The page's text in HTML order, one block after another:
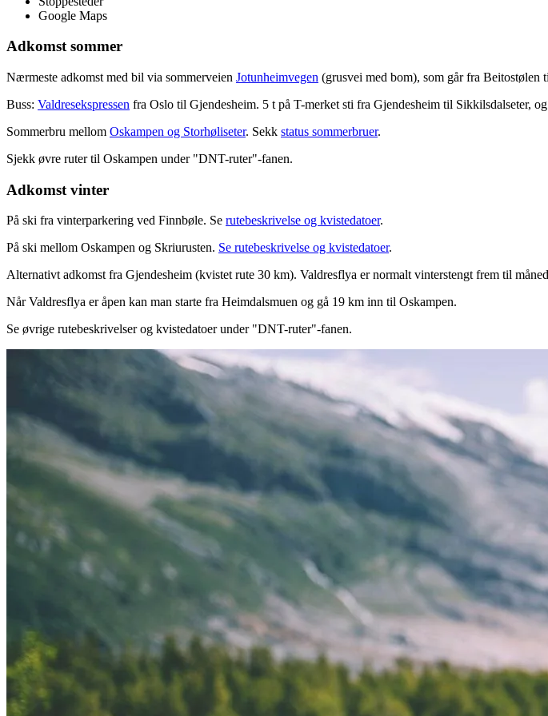
Google Maps
Adkomst sommer
Nærmeste adkomst med bil via sommerveien Jotunheimvegen (grusvei med bom), som går fra
Buss: Valdresekspressen fra Oslo til Gjendesheim. 5 t på T-merket sti fra Gjendesheim til Sikkilsdalseter,
Sommerbru mellom Oskampen og Storhøliseter. Sekk status sommerbruer.
Sjekk øvre ruter til Oskampen under "DNT-ruter"-fanen.
Adkomst vinter
På ski fra vinterparkering ved Finnbøle. Se rutebeskrivelse og kvistedatoer.
På ski mellom Oskampen og Skriurusten. Se rutebeskrivelse og kvistedatoer.
Alternativt adkomst fra Gjendesheim (kvistet rute 30 km). Valdresflya er normalt vinterstengt frem til
Når Valdresflya er åpen kan man starte fra Heimdalsmuen og gå 19 km inn til Oskampen.
Se øvrige rutebeskrivelser og kvistedatoer under "DNT-ruter"-fanen.